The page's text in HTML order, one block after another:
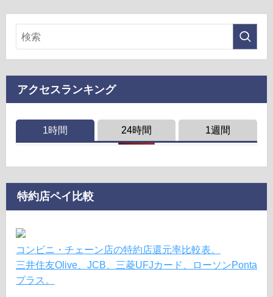
アクセスランキング
1時間 24時間 1週間
特約店ペイ比較
コンビニ・チェーン店の特約店還元率比較表。
三井住友Olive、JCB、三菱UFJカード、ローソンPonta
プラス。